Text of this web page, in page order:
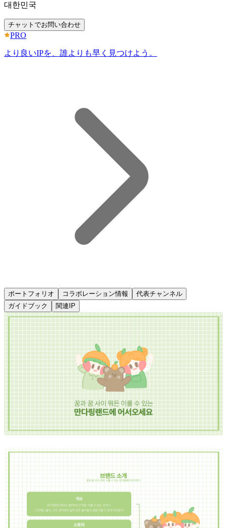
대한민국
チャットでお問い合わせ
PRO
より良いIPを、誰よりも早く見つけよう。
ポートフォリオ コラボレーション情報
代表チャンネル
ガイドブック
関連IP